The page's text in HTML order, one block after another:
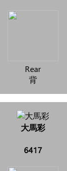
Rear
背
大馬彩
6417